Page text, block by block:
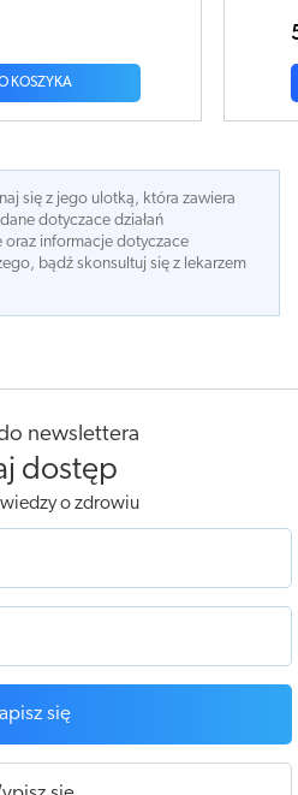
się z jego ulotką, która zawiera
dotyczace działań
informacje dotyczace
bądź skonsultuj się z lekarzem
newslettera
dostęp
o zdrowiu
się